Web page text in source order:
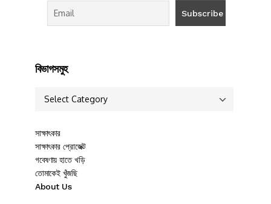
বিভাগসমুহ
সাক্ষাৎকার
সাক্ষাৎকার প্রোজেক্ট
গবেষণায় হাতে খড়ি
তোমাকেই খুঁজছি
About Us